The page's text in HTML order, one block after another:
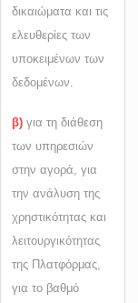
δικαιώματα και τις
ελευθερίες των
υποκειμένων των
δεδομένων.
β)για τη διάθεση
των υπηρεσιών
στην αγορά, για
την ανάλυση της
χρηστικότητας και
λειτουργικότητας
της Πλατφόρμας,
για το βαθμό